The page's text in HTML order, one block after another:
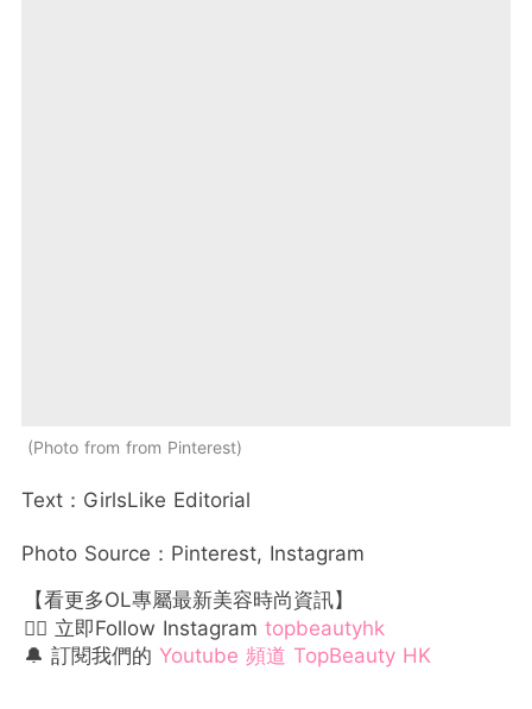
Photo from from Pinterest
Text：GirlsLike Editorial
Photo Source：Pinterest, Instagram
【看更多OL專屬最新美容時尚資訊】
👉🏻 立即Follow Instagram topbeautyhk
🔔 訂閱我們的 Youtube 頻道 TopBeauty HK